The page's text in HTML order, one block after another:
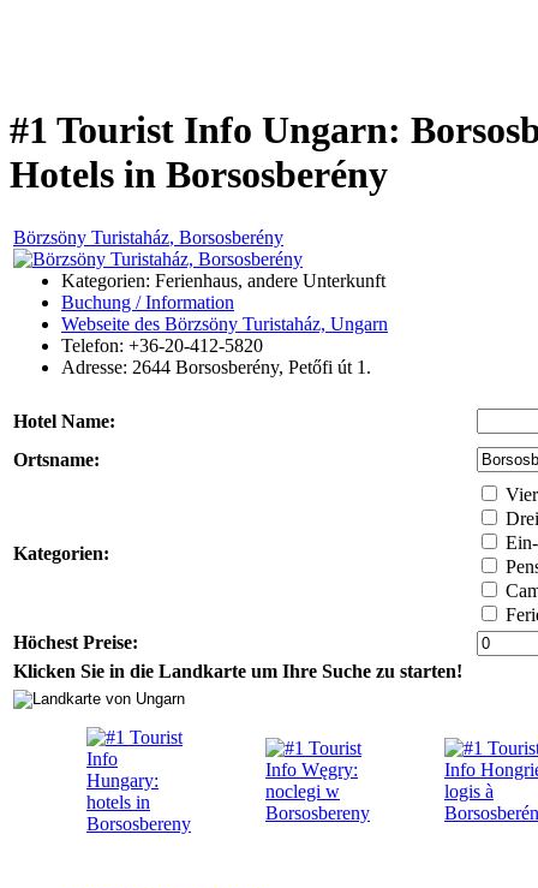
#1 Tourist Info Ungarn:
Hotels in Borsosberény
Börzsöny Turistaház, Borsosberény
Kategorien: Ferienhaus, andere Unterkunft
Buchung / Information
Webseite des Börzsöny Turistaház, Ungarn
Telefon: +36-20-412-5820
Adresse: 2644 Borsosberény, Petőfi út 1.
Hotel Name:
Ortsname:
Kategorien:
Höchest Preise:
Klicken Sie in die Landkarte um Ihre Suche zu starten!